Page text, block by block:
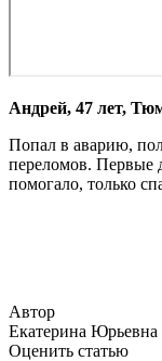
Андрей, 47 лет,
Попал в аварию,
переломов. Первые
помогало, только
Автор
Екатерина Юрьевна
Оценить статью